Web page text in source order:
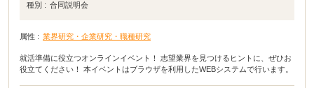
種別 : 合同説明会
属性 : 業界研究・企業研究・職種研究
就活準備に役立つオンラインイベント！ 志望業界を見つけるヒントに、ぜひお
役立てください！ 本イベントはブラウザを利用したWEBシステムで行います。